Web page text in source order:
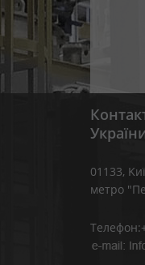
01133,
метро